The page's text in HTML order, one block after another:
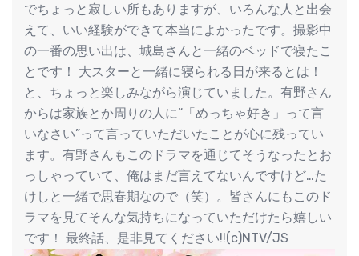
でちょっと寂しい所もありますが、いろんな人と出会
えて、いい経験ができて本当によかったです。撮影中
の一番の思い出は、城島さんと一緒のベッドで寝たこ
とです！ 大スターと一緒に寝られる日が来るとは！
と、ちょっと楽しみながら演じていました。有野さん
からは家族とか周りの人に“「めっちゃ好き」って言
いなさい”って言っていただいたことが心に残ってい
ます。有野さんもこのドラマを通じてそうなったとお
っしゃっていて、俺はまだ言えてないんですけど…た
けしと一緒で思春期なので（笑）。皆さんにもこのド
ラマを見てそんな気持ちになっていただけたら嬉しい
です！ 最終話、是非見てください!!(c)NTV/JS